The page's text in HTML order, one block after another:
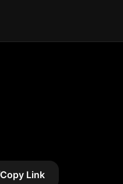
Copy Link